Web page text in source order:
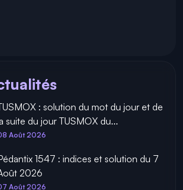
: solution du mot du jour et de
suite du jour TUSMOX du...
Août 2026
1547 : indices et solution du 7
2026
Août 2026